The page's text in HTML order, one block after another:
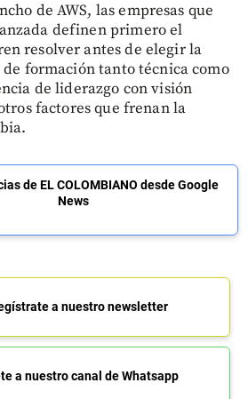
de AWS, las empresas que
definen primero el
resolver antes de elegir la
formación tanto técnica como
de liderazgo con visión
factores que frenan la
de EL COLOMBIANO desde Google
News
a nuestro newsletter
a nuestro canal de Whatsapp